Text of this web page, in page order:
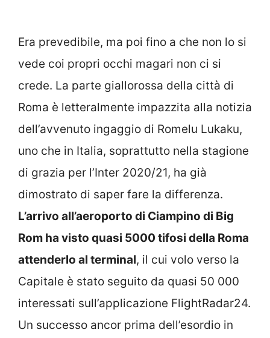
Era prevedibile, ma poi fino a che non lo si
vede coi propri occhi magari non ci si
crede. La parte giallorossa della città di
Roma è letteralmente impazzita alla notizia
dell’avvenuto ingaggio di Romelu Lukaku,
uno che in Italia, soprattutto nella stagione
di grazia per l’Inter 2020/21, ha già
dimostrato di saper fare la differenza.
L’arrivo all’aeroporto di Ciampino di Big
Rom ha visto quasi 5000 tifosi della Roma
attenderlo al terminal, il cui volo verso la
Capitale è stato seguito da quasi 50 000
interessati sull’applicazione FlightRadar24.
Un successo ancor prima dell’esordio in